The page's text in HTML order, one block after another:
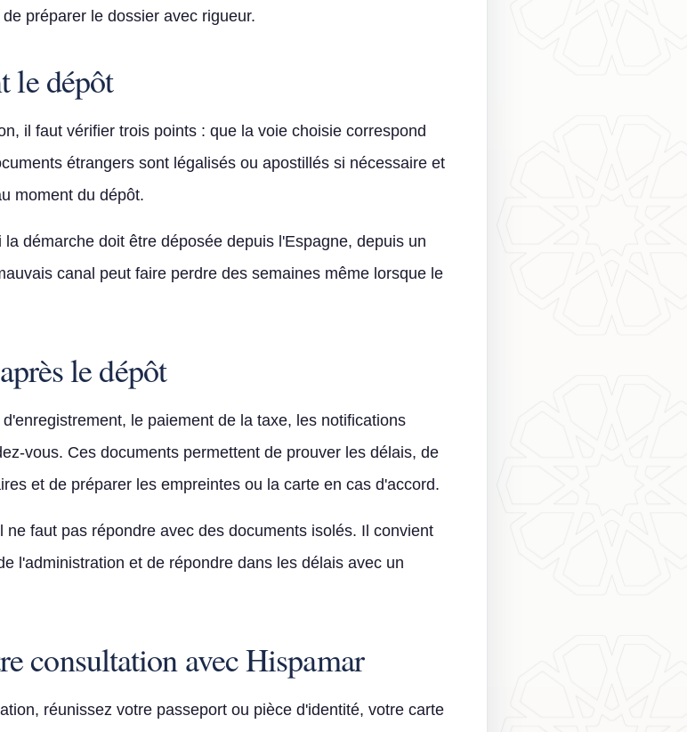
préparer le dossier avec rigueur.
le dépôt
il faut vérifier trois points : que la voie choisie correspond
étrangers sont légalisés ou apostillés si nécessaire et
moment du dépôt.
démarche doit être déposée depuis l'Espagne, depuis un
canal peut faire perdre des semaines même lorsque le
le dépôt
le paiement de la taxe, les notifications
vous. Ces documents permettent de prouver les délais, de
et de préparer les empreintes ou la carte en cas d'accord.
faut pas répondre avec des documents isolés. Il convient
l'administration et de répondre dans les délais avec un
consultation avec Hispamar
réunissez votre passeport ou pièce d'identité, votre carte